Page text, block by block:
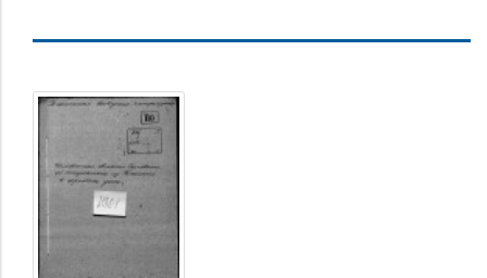
Охрана
правопорядка